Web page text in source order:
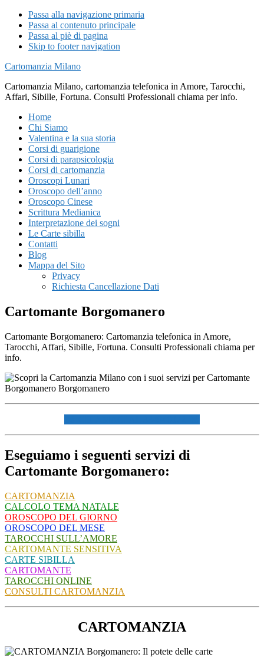
Passa alla navigazione primaria
Passa al contenuto principale
Passa al piè di pagina
Skip to footer navigation
Cartomanzia Milano
Cartomanzia Milano, cartomanzia telefonica in Amore, Tarocchi,
Affari, Sibille, Fortuna. Consulti Professionali chiama per info.
Home
Chi Siamo
Valentina e la sua storia
Corsi di guarigione
Corsi di parapsicologia
Corsi di cartomanzia
Oroscopi Lunari
Oroscopo dell’anno
Oroscopo Cinese
Scrittura Medianica
Interpretazione dei sogni
Le Carte sibilla
Contatti
Blog
Mappa del Sito
Privacy
Richiesta Cancellazione Dati
Cartomante Borgomanero
Cartomante Borgomanero: Cartomanzia telefonica in Amore,
Tarocchi, Affari, Sibille, Fortuna. Consulti Professionali chiama per
info.
Eseguiamo i seguenti servizi di
Cartomante Borgomanero:
CARTOMANZIA
CALCOLO TEMA NATALE
OROSCOPO DEL GIORNO
OROSCOPO DEL MESE
TAROCCHI SULL’AMORE
CARTOMANTE SENSITIVA
CARTE SIBILLA
CARTOMANTE
TAROCCHI ONLINE
CONSULTI CARTOMANZIA
CARTOMANZIA